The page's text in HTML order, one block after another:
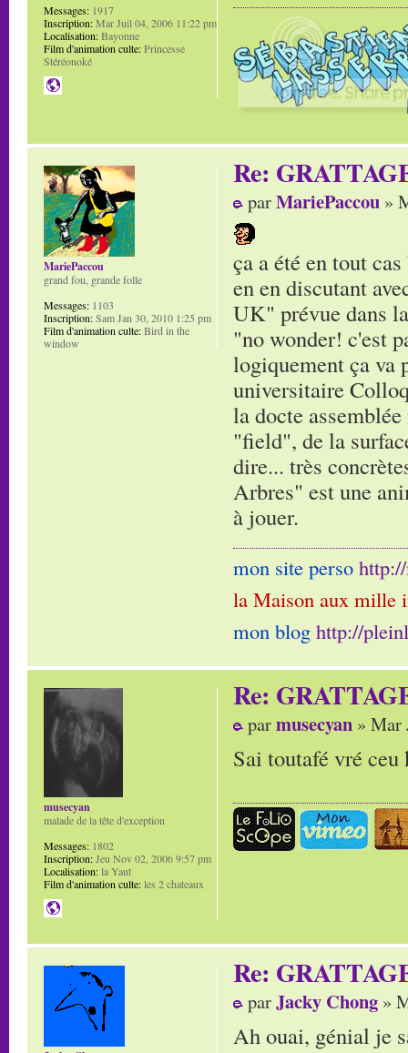
Messages: 1917
Inscription:Mar Juil 04, 2006 11:22 pm
Localisation:Bayonne
Film d'animation culte:Princesse
Stéréonoké
Re:
parMariePaccou »
ça a été en tout
en en discutant
UK" prévue dans
"no wonder! c'est
logiquement ça va
universitaire
la docte
"field", de la
dire... très
Arbres" est une
à jouer.
mon site perso
la Maison aux mille
mon blog http://
MariePaccou
grand fou, grande folle
Messages: 1103
Inscription:Sam Jan 30, 2010 1:25 pm
Film d'animation culte:Bird in the
window
Re:
parmusecyan » Mar
Sai toutafé vré
musecyan
malade de la tête d'exception
Messages: 1802
Inscription:Jeu Nov 02, 2006 9:57 pm
Localisation:la Yaut
Film d'animation culte:les 2 chateaux
Re:
parJacky Chong »
Ah ouai, génial je